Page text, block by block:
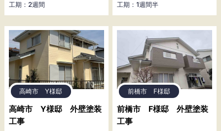
工期：2週間
工期：1週間半
高崎市 Y様邸
高崎市 Y様邸 外壁塗装
工事
前橋市 F様邸
前橋市 F様邸 外壁塗装
工事